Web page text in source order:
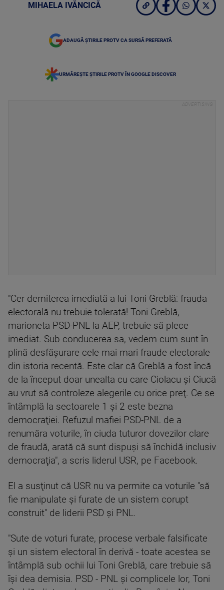
MIHAELA IVĂNCICĂ
ADAUGĂ ȘTIRILE PROTV CA SURSĂ PREFERATĂ
URMĂREȘTE ȘTIRILE PROTV ÎN GOOGLE DISCOVER
"Cer demiterea imediată a lui Toni Greblă: frauda
electorală nu trebuie tolerată! Toni Greblă,
marioneta PSD-PNL la AEP, trebuie să plece
imediat. Sub conducerea sa, vedem cum sunt în
plină desfăşurare cele mai mari fraude electorale
din istoria recentă. Este clar că Greblă a fost încă
de la început doar unealta cu care Ciolacu şi Ciucă
au vrut să controleze alegerile cu orice preţ. Ce se
întâmplă la sectoarele 1 şi 2 este bezna
democraţiei. Refuzul mafiei PSD-PNL de a
renumăra voturile, în ciuda tuturor dovezilor clare
de fraudă, arată că sunt dispuşi să închidă inclusiv
democraţia", a scris liderul USR, pe Facebook.
El a susţinut că USR nu va permite ca voturile "să
fie manipulate şi furate de un sistem corupt
construit" de liderii PSD şi PNL.
"Sute de voturi furate, procese verbale falsificate
şi un sistem electoral în derivă - toate acestea se
întâmplă sub ochii lui Toni Greblă, care trebuie să
îşi dea demisia. PSD - PNL şi complicele lor, Toni